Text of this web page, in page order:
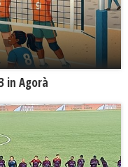
in Agorà